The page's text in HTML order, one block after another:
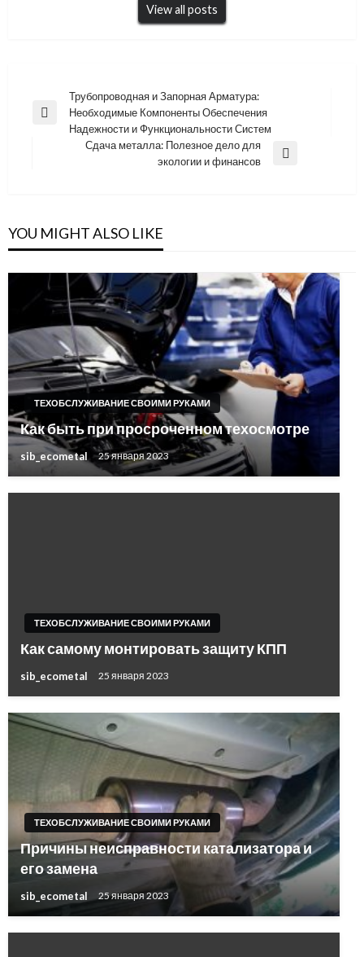
View all posts
Навигация
по
записям
Previous
Трубопроводная и Запорная Арматура:
Необходимые Компоненты Обеспечения
Надежности и Функциональности Систем
Сдача металла: Полезное дело для
экологии и финансов
YOU MIGHT ALSO LIKE
ТЕХОБСЛУЖИВАНИЕ СВОИМИ РУКАМИ
Как быть при просроченном техосмотре
sib_ecometal 25 января 2023
ТЕХОБСЛУЖИВАНИЕ СВОИМИ РУКАМИ
Как самому монтировать защиту КПП
sib_ecometal 25 января 2023
ТЕХОБСЛУЖИВАНИЕ СВОИМИ РУКАМИ
Причины неисправности катализатора и
его замена
sib_ecometal 25 января 2023